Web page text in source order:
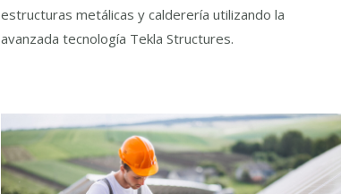
estructuras metálicas y calderería utilizando la
avanzada tecnología Tekla Structures.